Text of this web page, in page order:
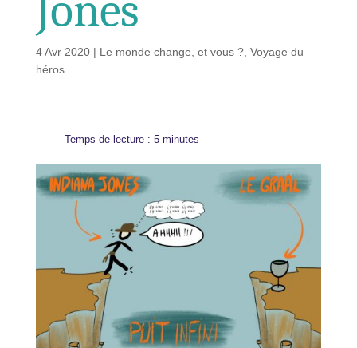
4 Avr 2020| Le monde change, et vous ?, Voyage du
héros
Temps de lecture : 5 minutes